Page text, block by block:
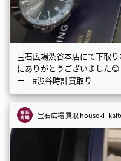
宝石広場渋谷本店にて下取
にありがとうございました
ー #渋谷時計買取り
宝石広場 買取